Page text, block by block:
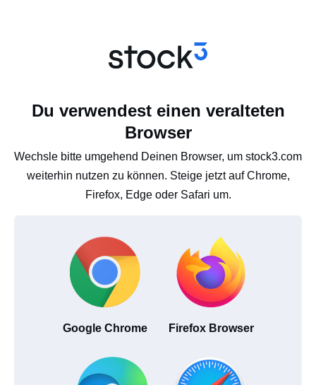
Du verwendest einen veralteten
Browser
Wechsle bitte umgehend Deinen Browser, um stock3.com
weiterhin nutzen zu können. Steige jetzt auf Chrome,
Firefox, Edge oder Safari um.
Google Chrome Firefox Browser